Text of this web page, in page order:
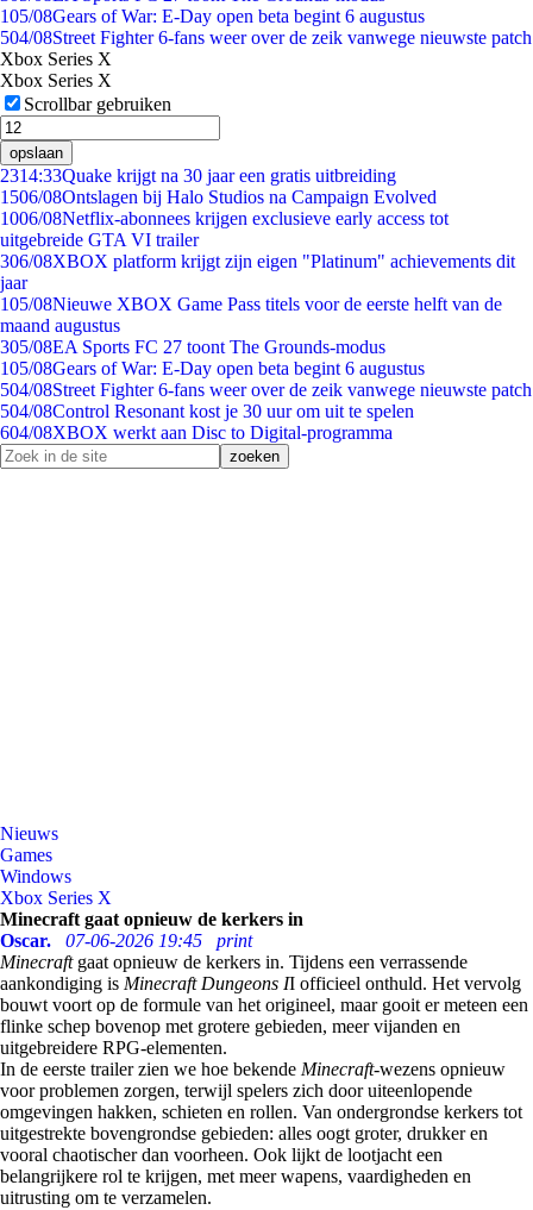
105/08Gears of War: E-Day open beta begint 6 augustus
504/08Street Fighter 6-fans weer over de zeik vanwege nieuwste patch
Xbox Series X
Xbox Series X
Scrollbar gebruiken
opslaan
2314:33Quake krijgt na 30 jaar een gratis uitbreiding
1506/08Ontslagen bij Halo Studios na Campaign Evolved
1006/08Netflix-abonnees krijgen exclusieve early access tot
uitgebreide GTA VI trailer
306/08XBOX platform krijgt zijn eigen "Platinum" achievements dit
jaar
105/08Nieuwe XBOX Game Pass titels voor de eerste helft van de
maand augustus
305/08EA Sports FC 27 toont The Grounds-modus
105/08Gears of War: E-Day open beta begint 6 augustus
504/08Street Fighter 6-fans weer over de zeik vanwege nieuwste patch
504/08Control Resonant kost je 30 uur om uit te spelen
604/08XBOX werkt aan Disc to Digital-programma
Nieuws
Games
Windows
Xbox Series X
Minecraft gaat opnieuw de kerkers in
Oscar.
07-06-2026 19:45
print
Minecraftgaat opnieuw de kerkers in. Tijdens een verrassende
aankondiging is Minecraft Dungeons II officieel onthuld. Het vervolg
bouwt voort op de formule van het origineel, maar gooit er meteen een
flinke schep bovenop met grotere gebieden, meer vijanden en
uitgebreidere RPG-elementen.
In de eerste trailer zien we hoe bekende Minecraft-wezens opnieuw
voor problemen zorgen, terwijl spelers zich door uiteenlopende
omgevingen hakken, schieten en rollen. Van ondergrondse kerkers tot
uitgestrekte bovengrondse gebieden: alles oogt groter, drukker en
vooral chaotischer dan voorheen. Ook lijkt de lootjacht een
belangrijkere rol te krijgen, met meer wapens, vaardigheden en
uitrusting om te verzamelen.